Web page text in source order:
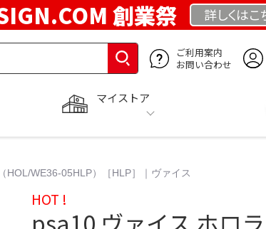
創業祭 詳しくはこ
ご利用案内
お問い合わせ
マイストア
HOL/WE36-05HLP）［HLP］｜ヴァイス
HOT !
psa10 ヴァイス ホロ